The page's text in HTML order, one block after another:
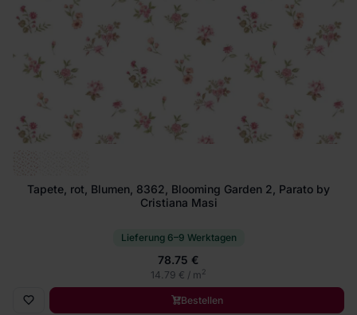
Tapete, rot, Blumen, 8362, Blooming Garden 2, Parato by
Cristiana Masi
Lieferung 6–9 Werktagen
78.75 €
14.79 € / m2
Bestellen